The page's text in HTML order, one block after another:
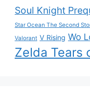
Soul Knight
Star Ocean The Second
Valorant V Rising Wo
Zelda Tears